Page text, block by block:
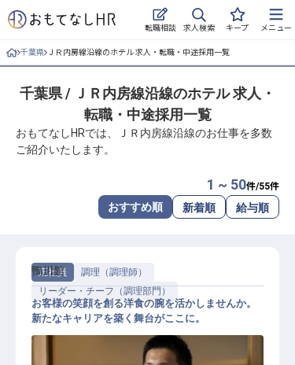
転職相談 求人検索 キープ メニュー
ログイン
求人・施設を探す
キープした求人
おもてなしHRについて
よくある質問
ホテル・宿泊業界情報コラム
千葉県 ＪＲ内房線沿線のホテル 求人・転職・中途採用一覧
千葉県 / ＪＲ内房線沿線のホテル 求人・
転職・中途採用一覧
おもてなしHRでは、ＪＲ内房線沿線のお仕事を多数
ご紹介いたします。
1 ~ 50件/55件
おすすめ順 新着順 給与順
正社員
調理（調理師）
リーダー・チーフ（調理部門）
鴨川館
お客様の笑顔を創る洋食の腕を活かしませんか。
新たなキャリアを築く舞台がここに。